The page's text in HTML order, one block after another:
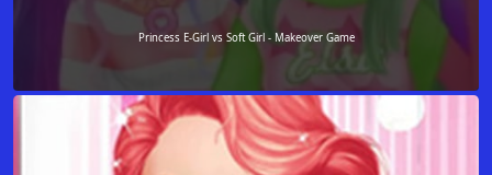
Princess E-Girl vs Soft Girl - Makeover Game